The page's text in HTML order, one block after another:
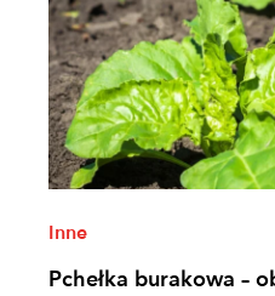
Inne
Pchełka burakowa –